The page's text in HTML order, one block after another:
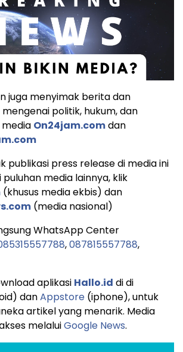
juga menyimak berita dan
politik, hukum, dan
On24jam.comdan
publikasi press release di media ini
media lainnya, klik
(khusus media ekbis) dan
(media nasional)
WhatsApp Center
,087815557788,
aplikasi Hallo.id di di
danAppstore (iphone), untuk
artikel yang menarik. Media
melaluiGoogle News.